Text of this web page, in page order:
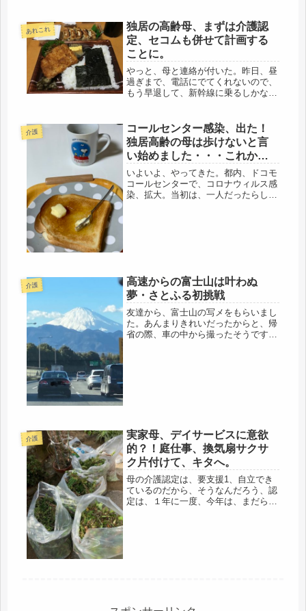
に・・・と言っていたので、お願いし
ていたのですが、先週、来られた際
に、事...
あれこれ
独居の高齢母、まずは介護認
定、セコムも併せて計画する
ことに。
やっと、母と連絡が付いた。昨日、昼
過ぎまで、電話にでてくれないので、
もう早退して、新幹線に乗るしかな
には実家に到着する。選択肢なんてな
い。帰ろう、上司に言う前に、最後の
もう...
介護
コールセンター感染、出た！
独居高齢の母は歩けないと言
い始めました・・・これから
が正念場、
いよいよ、やってきた。都内、ドコモ
コールセンターで、コロナウィルス感
染、拡大。当初は、一人だったらしい
介護
高速からの富士山は叶わぬ
夢・さとふる初挑戦
友達から、富士山の写メをもらいまし
た。あんまりきれいだったからと、帰
省の際、車の中から撮ったそうです。
介護
実家母、デイサービスに意欲
的？！庭仕事、換気扇サクサ
ク片付けて、キタへ。
母の介護認定は、要支援1、自立でき
ているのだから、そうなんだろう、認
定は、１年に一度、今年は、まだらし